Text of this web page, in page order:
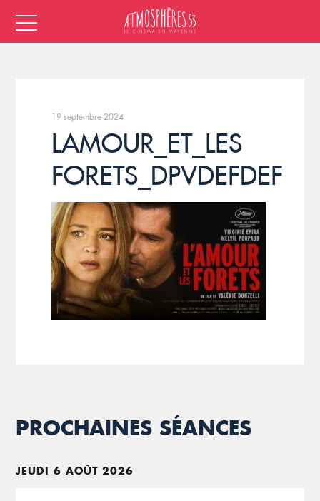
19 septembre 2024
LAMOUR_ET_LES
FORETS_DPVDEFDEF
PROCHAINES SÉANCES
JEUDI 6 AOÛT 2026